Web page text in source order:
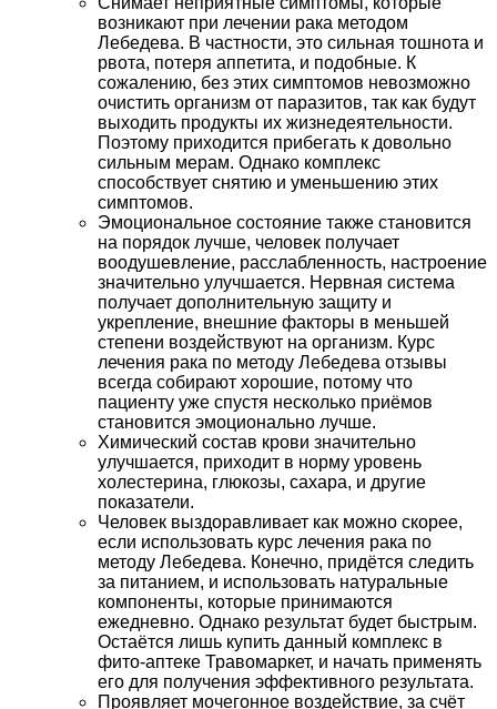
возникают при лечении рака методом
Лебедева. В частности, это сильная тошнота и
рвота, потеря аппетита, и подобные. К
сожалению, без этих симптомов невозможно
очистить организм от паразитов, так как будут
выходить продукты их жизнедеятельности.
Поэтому приходится прибегать к довольно
сильным мерам. Однако комплекс
способствует снятию и уменьшению этих
симптомов.
Эмоциональное состояние также становится
на порядок лучше, человек получает
воодушевление, расслабленность, настроение
значительно улучшается. Нервная система
получает дополнительную защиту и
укрепление, внешние факторы в меньшей
степени воздействуют на организм. Курс
лечения рака по методу Лебедева отзывы
всегда собирают хорошие, потому что
пациенту уже спустя несколько приёмов
становится эмоционально лучше.
Химический состав крови значительно
улучшается, приходит в норму уровень
холестерина, глюкозы, сахара, и другие
показатели.
Человек выздоравливает как можно скорее,
если использовать курс лечения рака по
методу Лебедева. Конечно, придётся следить
за питанием, и использовать натуральные
компоненты, которые принимаются
ежедневно. Однако результат будет быстрым.
Остаётся лишь купить данный комплекс в
фито-аптеке Травомаркет, и начать применять
его для получения эффективного результата.
Проявляет мочегонное воздействие, за счёт